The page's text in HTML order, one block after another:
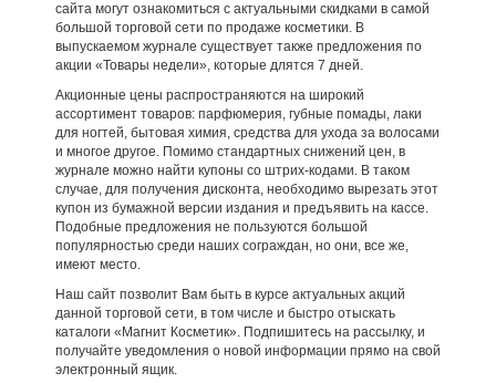
сайта могут ознакомиться с актуальными скидками в самой
большой торговой сети по продаже косметики. В
выпускаемом журнале существует также предложения по
акции «Товары недели», которые длятся 7 дней.
Акционные цены распространяются на широкий
ассортимент товаров: парфюмерия, губные помады, лаки
для ногтей, бытовая химия, средства для ухода за волосами
и многое другое. Помимо стандартных снижений цен, в
журнале можно найти купоны со штрих-кодами. В таком
случае, для получения дисконта, необходимо вырезать этот
купон из бумажной версии издания и предъявить на кассе.
Подобные предложения не пользуются большой
популярностью среди наших сограждан, но они, все же,
имеют место.
Наш сайт позволит Вам быть в курсе актуальных акций
данной торговой сети, в том числе и быстро отыскать
каталоги «Магнит Косметик». Подпишитесь на рассылку, и
получайте уведомления о новой информации прямо на свой
электронный ящик.